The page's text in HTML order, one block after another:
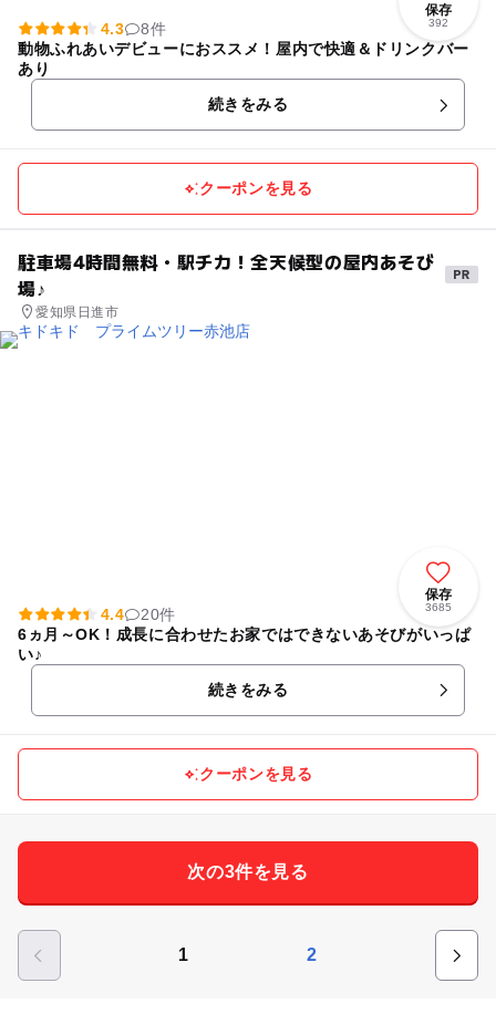
保存
392
4.3
8件
動物ふれあいデビューにおススメ！屋内で快適＆ドリンクバー
あり
続きをみる
クーポンを見る
駐車場4時間無料・駅チカ！全天候型の屋内あそび
場♪
愛知県日進市
保存
3685
4.4
20件
6ヵ月～OK！成長に合わせたお家ではできないあそびがいっぱ
い♪
続きをみる
クーポンを見る
次の3件を見る
1 2